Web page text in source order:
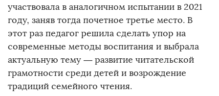
участвовала в аналогичном испытании в 2021
году, заняв тогда почетное третье место. В
этот раз педагог решила сделать упор на
современные методы воспитания и выбрала
актуальную тему — развитие читательской
грамотности среди детей и возрождение
традиций семейного чтения.